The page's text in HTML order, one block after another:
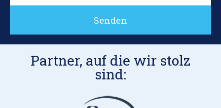
Senden
Partner, auf die wir stolz
sind: